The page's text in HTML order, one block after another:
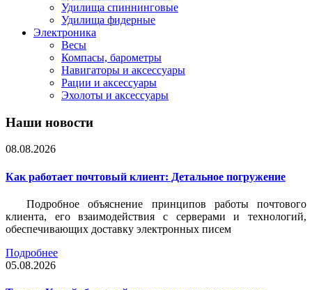
Удилища спиннинговые
Удилища фидерные
Электроника
Весы
Компасы, барометры
Навигаторы и аксессуары
Рации и аксессуары
Эхолоты и аксессуары
Наши новости
08.08.2026
Как работает почтовый клиент: Детальное погружение
Подробное объяснение принципов работы почтового
клиента, его взаимодействия с серверами и технологий,
обеспечивающих доставку электронных писем
Подробнее
05.08.2026